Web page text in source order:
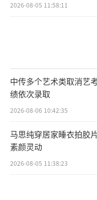
2026-08-05 11:58:11
中传多个艺术类取消艺
绩依次录取
2026-08-06 10:42:35
马思纯穿居家睡衣拍胶
素颜灵动
2026-08-05 11:38:23